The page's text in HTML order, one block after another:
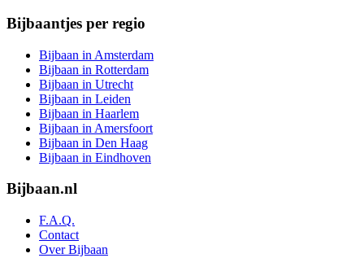
Bijbaantjes per regio
Bijbaan in Amsterdam
Bijbaan in Rotterdam
Bijbaan in Utrecht
Bijbaan in Leiden
Bijbaan in Haarlem
Bijbaan in Amersfoort
Bijbaan in Den Haag
Bijbaan in Eindhoven
Bijbaan.nl
F.A.Q.
Contact
Over Bijbaan